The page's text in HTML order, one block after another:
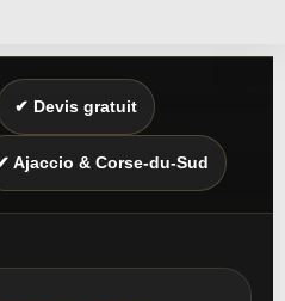
✔ Devis gratuit
Ajaccio & Corse-du-Sud